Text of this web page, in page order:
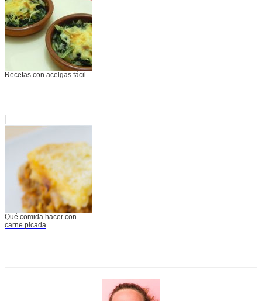
Recetas con acelgas fácil
Qué comida hacer con
carne picada